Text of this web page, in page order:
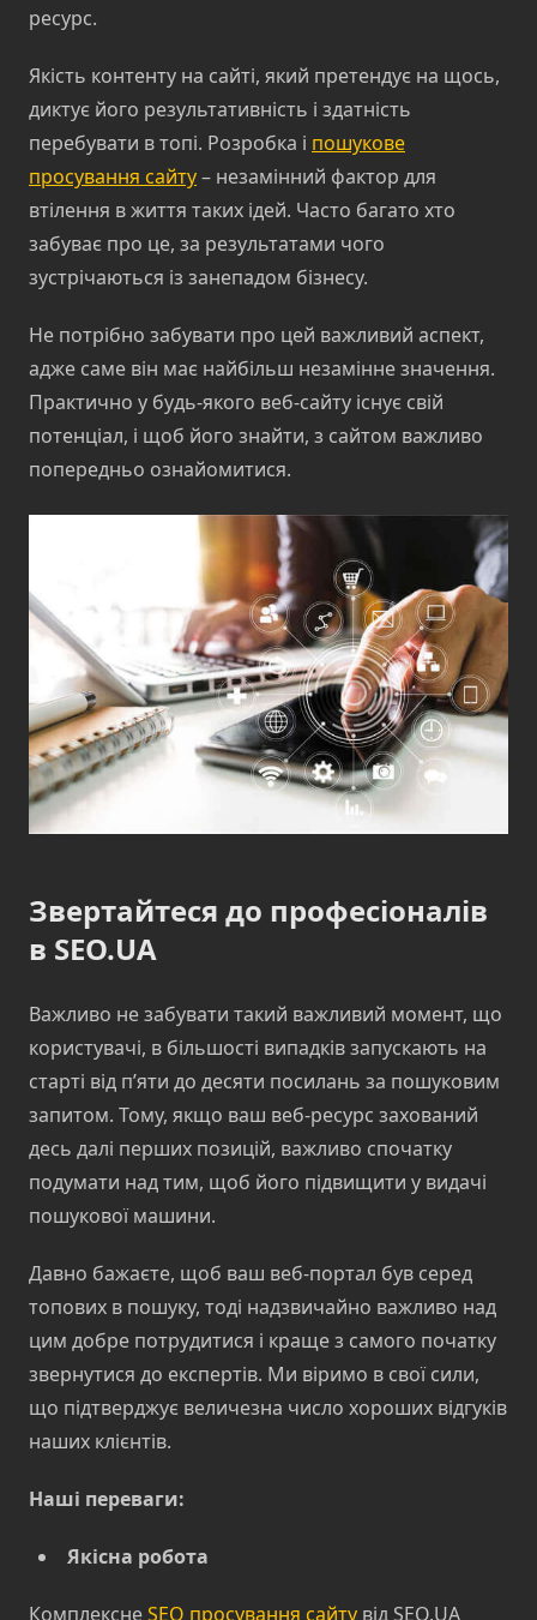
ресурс.
Якість контенту на сайті, який претендує на щось,
диктує його результативність і здатність
перебувати в топі. Розробка і пошукове
просування сайту– незамінний фактор для
втілення в життя таких ідей. Часто багато хто
забуває про це, за результатами чого
зустрічаються із занепадом бізнесу.
Не потрібно забувати про цей важливий аспект,
адже саме він має найбільш незамінне значення.
Практично у будь-якого веб-сайту існує свій
потенціал, і щоб його знайти, з сайтом важливо
попередньо ознайомитися.
Звертайтеся до професіоналів
в SEO.UA
Важливо не забувати такий важливий момент, що
користувачі, в більшості випадків запускають на
старті від п’яти до десяти посилань за пошуковим
запитом. Тому, якщо ваш веб-ресурс захований
десь далі перших позицій, важливо спочатку
подумати над тим, щоб його підвищити у видачі
пошукової машини.
Давно бажаєте, щоб ваш веб-портал був серед
топових в пошуку, тоді надзвичайно важливо над
цим добре потрудитися і краще з самого початку
звернутися до експертів. Ми віримо в свої сили,
що підтверджує величезна число хороших відгуків
наших клієнтів.
Наші переваги:
Якісна робота
КомплекснеSEO просування сайту від SEO.UA